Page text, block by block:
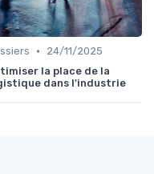
•
24/11/2025
la place de la
dans l'industrie